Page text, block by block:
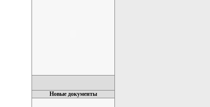
Новые документы